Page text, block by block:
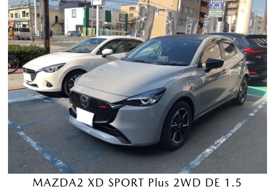
MAZDA2 XD SPORT Plus 2WD DE 1.5